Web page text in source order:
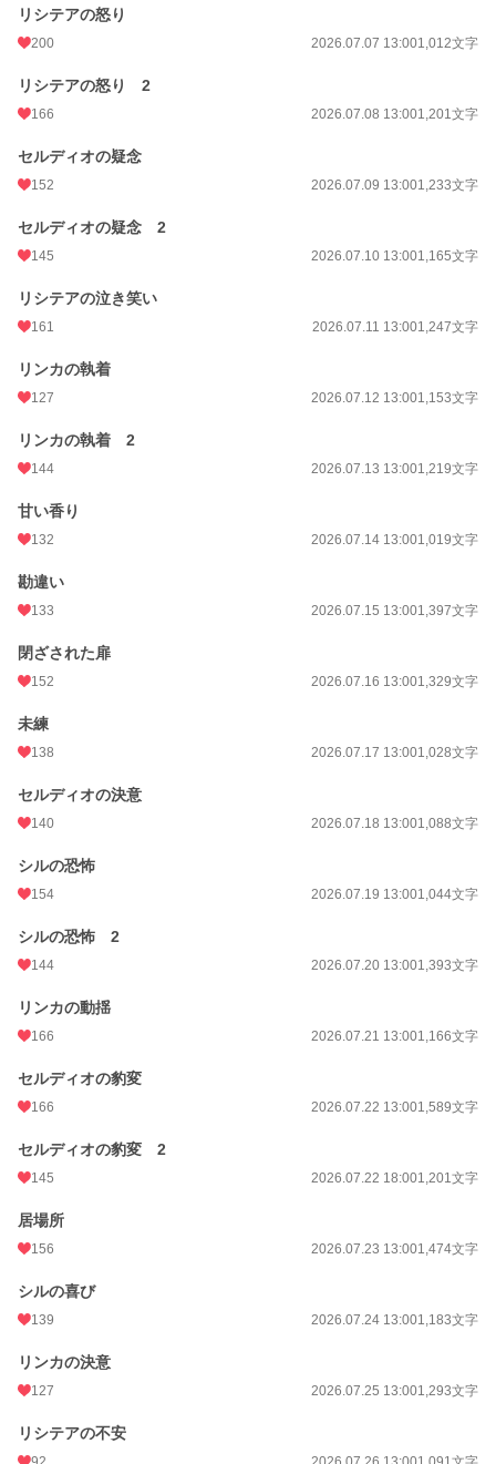
リシテアの怒り
200 2026.07.07 13:001,012文字
リシテアの怒り 2
166 2026.07.08 13:001,201文字
セルディオの疑念
152 2026.07.09 13:001,233文字
セルディオの疑念 2
145 2026.07.10 13:001,165文字
リシテアの泣き笑い
161 2026.07.11 13:001,247文字
リンカの執着
127 2026.07.12 13:001,153文字
リンカの執着 2
144 2026.07.13 13:001,219文字
甘い香り
132 2026.07.14 13:001,019文字
勘違い
133 2026.07.15 13:001,397文字
閉ざされた扉
152 2026.07.16 13:001,329文字
未練
138 2026.07.17 13:001,028文字
セルディオの決意
140 2026.07.18 13:001,088文字
シルの恐怖
154 2026.07.19 13:001,044文字
シルの恐怖 2
144 2026.07.20 13:001,393文字
リンカの動揺
166 2026.07.21 13:001,166文字
セルディオの豹変
166 2026.07.22 13:001,589文字
セルディオの豹変 2
145 2026.07.22 18:001,201文字
居場所
156 2026.07.23 13:001,474文字
シルの喜び
139 2026.07.24 13:001,183文字
リンカの決意
127 2026.07.25 13:001,293文字
リシテアの不安